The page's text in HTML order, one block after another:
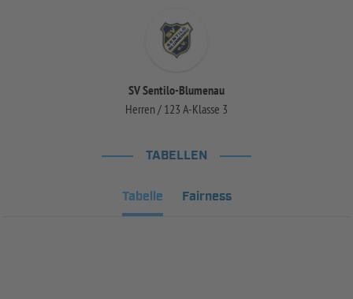
SV Sentilo-Blumenau
Herren / 123 A-Klasse 3
TABELLEN
Tabelle Fairness